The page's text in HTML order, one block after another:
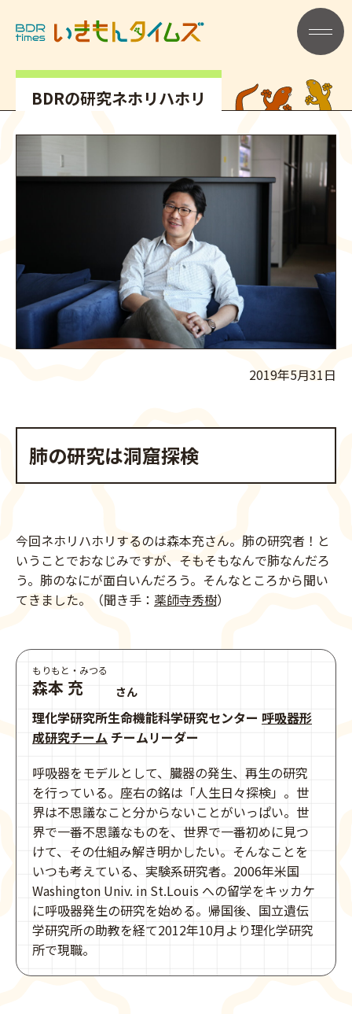
メニュー
BDRの研究ネホリハホリ
2019年5月31日
肺の研究は洞窟探検
今回ネホリハホリするのは森本充さん。肺の研究者！と
いうことでおなじみですが、そもそもなんで肺なんだろ
う。肺のなにが面白いんだろう。そんなところから聞い
てきました。（聞き手： 薬師寺秀樹）
もりもと・みつる
森本 充 さん
理化学研究所生命機能科学研究センター 呼吸器形
成研究チーム チームリーダー
呼吸器をモデルとして、臓器の発生、再生の研究
を行っている。座右の銘は「人生日々探検」。世
界は不思議なこと分からないことがいっぱい。世
界で一番不思議なものを、世界で一番初めに見つ
けて、その仕組み解き明かしたい。そんなことを
いつも考えている、実験系研究者。2006年米国
Washington Univ. in St.Louis への留学をキッカケ
に呼吸器発生の研究を始める。帰国後、国立遺伝
学研究所の助教を経て2012年10月より理化学研究
所で現職。